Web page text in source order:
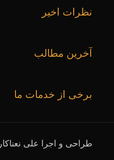
نظرات اخیر
آخرین مطالب
برخی از خدمات ما
طراحی و اجرا علی نعناکار